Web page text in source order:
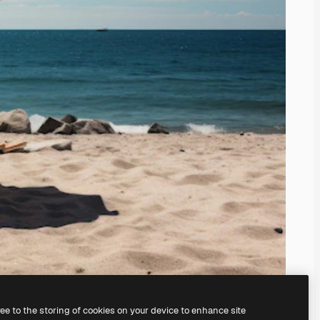
KI-Bildgeneratorerstellen.
to the storing of cookies on your device to enhance site